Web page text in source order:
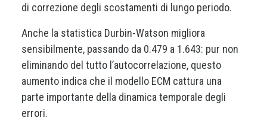
di correzione degli scostamenti di lungo periodo.
Anche la statistica Durbin-Watson migliora
sensibilmente, passando da 0.479 a 1.643: pur non
eliminando del tutto l’autocorrelazione, questo
aumento indica che il modello ECM cattura una
parte importante della dinamica temporale degli
errori.